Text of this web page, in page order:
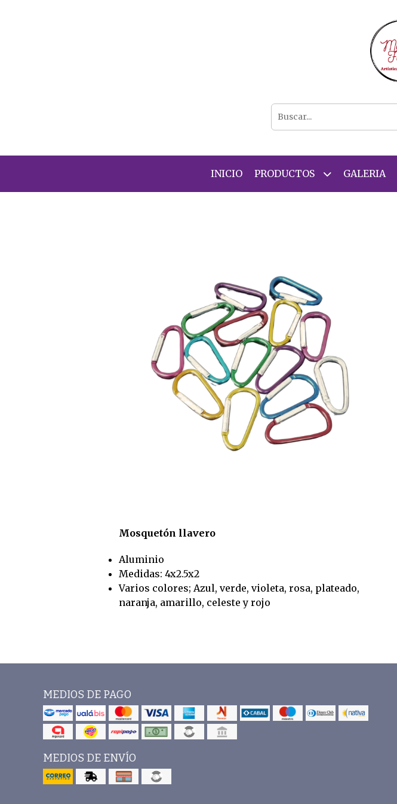
INICIO PRODUCTOS GALERIA
Mosquetón llavero
Aluminio
Medidas: 4x2.5x2
Varios colores; Azul, verde, violeta, rosa, plateado,
naranja, amarillo, celeste y rojo
MEDIOS DE PAGO
MEDIOS DE ENVÍO